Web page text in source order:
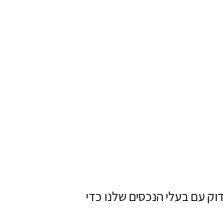
עם בעלי הנכסים שלנו כדי